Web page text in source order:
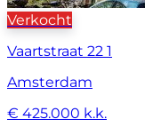
Verkocht
Vaartstraat 22 1
Amsterdam
€ 425.000 k.k.